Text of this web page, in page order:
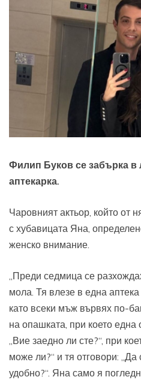
Филип Буков се забърка
аптекарка.
Чаровният актьор, който от
с хубавицата Яна,
женско внимание.
„Преди седмица се
мола. Тя влезе в една
като всеки мъж вървях по-
на опашката, при което една
„Вие заедно ли сте?“, при
може ли?“ и тя отговори:
удобно?“. Яна само я